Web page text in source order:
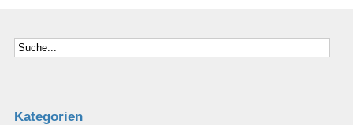
Kategorien